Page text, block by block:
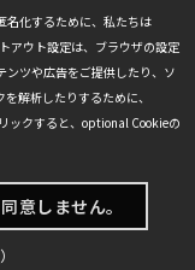
名化するために、私たちは
アウト設定は、ブラウザの設定
ンツや広告をご提供したり、ソ
解析したりするために、
ックすると、optional Cookieの
意しません。
）
サポート
販売や共有を許可し
ース